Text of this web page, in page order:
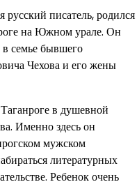
писатель, родился
на Южном урале. Он
семье бывшего
Чехова и его жены
в душевной
Именно здесь он
мужском
литературных
Ребенок очень